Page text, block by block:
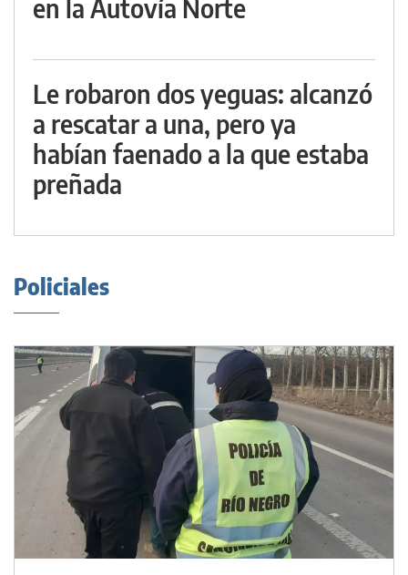
en la Autovía Norte
Le robaron dos yeguas: alcanzó
a rescatar a una, pero ya
habían faenado a la que estaba
preñada
Policiales